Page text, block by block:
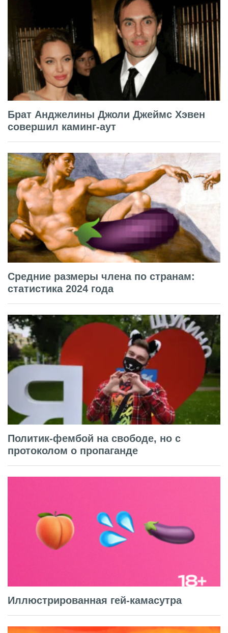
Брат Анджелины Джоли Джеймс Хэвен
совершил каминг-аут
Средние размеры члена по странам:
статистика 2024 года
Политик-фембой на свободе, но с
протоколом о пропаганде
Иллюстрированная гей-камасутра